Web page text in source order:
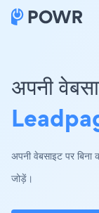
अपनी
अपनी वेबसाइट पर
जोड़ें।